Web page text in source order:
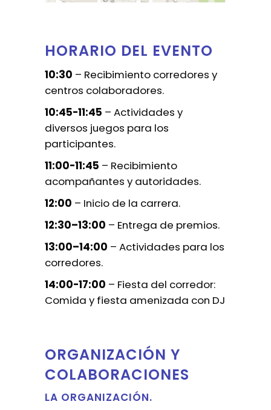
HORARIO DEL EVENTO
10:30 – Recibimiento corredores y
centros colaboradores.
10:45-11:45 – Actividades y
diversos juegos para los
participantes.
11:00-11:45 – Recibimiento
acompañantes y autoridades.
12:00 – Inicio de la carrera.
12:30–13:00 – Entrega de premios.
13:00–14:00 – Actividades para los
corredores.
14:00-17:00 – Fiesta del corredor:
Comida y fiesta amenizada con DJ
ORGANIZACIÓN Y
COLABORACIONES
LA ORGANIZACIÓN.